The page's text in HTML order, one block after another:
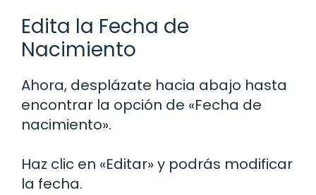
Edita la Fecha de
Nacimiento
Ahora, desplázate hacia abajo hasta
encontrar la opción de «Fecha de
nacimiento».
Haz clic en «Editar» y podrás modificar
la fecha.